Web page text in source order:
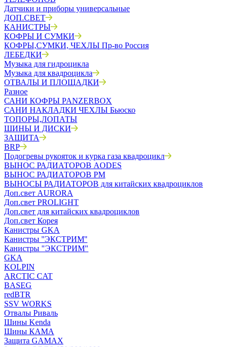
Датчики и приборы универсальные
ДОП.СВЕТ
КАНИСТРЫ
КОФРЫ И СУМКИ
КОФРЫ,СУМКИ, ЧЕХЛЫ Пр-во Россия
ЛЕБЕДКИ
Музыка для гидроцикла
Музыка для квадроцикла
ОТВАЛЫ И ПЛОЩАДКИ
Разное
САНИ КОФРЫ PANZERBOX
САНИ НАКЛАДКИ ЧЕХЛЫ Бьюско
ТОПОРЫ,ЛОПАТЫ
ШИНЫ И ДИСКИ
ЗАЩИТА
BRP
Подогревы рукояток и курка газа квадроцикл
ВЫНОС РАДИАТОРОВ AODES
ВЫНОС РАДИАТОРОВ РМ
ВЫНОСЫ РАДИАТОРОВ для китайских квадроциклов
Доп.свет AURORA
Доп.свет PROLIGHT
Доп.свет для китайских квадроциклов
Доп.свет Корея
Канистры GKA
Канистры ''ЭКСТРИМ''
Канистры "ЭКСТРИМ"
GKA
KOLPIN
ARCTIC CAT
BASEG
redBTR
SSV WORKS
Отвалы Риваль
Шины Kenda
Шины КАМА
Защита GAMAX